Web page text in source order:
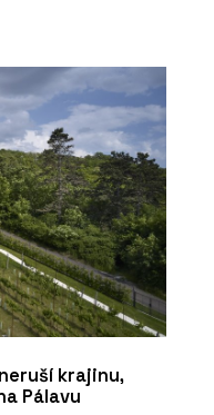
krajinu,
Pálavu